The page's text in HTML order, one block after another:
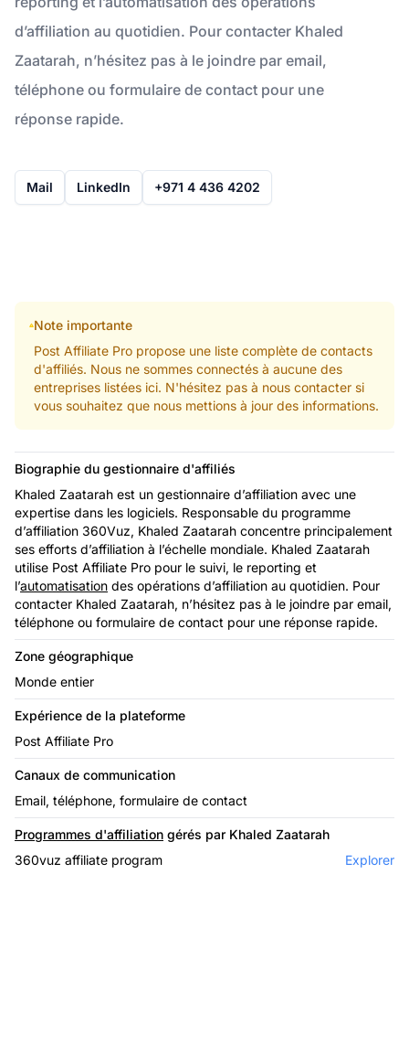
d’affiliation au quotidien. Pour contacter Khaled
Zaatarah, n’hésitez pas à le joindre par email,
téléphone ou formulaire de contact pour une
réponse rapide.
Mail LinkedIn +971 4 436 4202
Note importante
Post Affiliate Pro propose une liste complète de contacts
d'affiliés. Nous ne sommes connectés à aucune des
entreprises listées ici. N'hésitez pas à nous contacter si
vous souhaitez que nous mettions à jour des informations.
Biographie du gestionnaire d'affiliés
Khaled Zaatarah est un gestionnaire d’affiliation avec une
expertise dans les logiciels. Responsable du programme
d’affiliation 360Vuz, Khaled Zaatarah concentre principalement
ses efforts d’affiliation à l’échelle mondiale. Khaled Zaatarah
utilise Post Affiliate Pro pour le suivi, le reporting et
l’automatisation des opérations d’affiliation au quotidien. Pour
contacter Khaled Zaatarah, n’hésitez pas à le joindre par email,
téléphone ou formulaire de contact pour une réponse rapide.
Zone géographique
Monde entier
Expérience de la plateforme
Post Affiliate Pro
Canaux de communication
Email, téléphone, formulaire de contact
Programmes d'affiliation gérés par Khaled Zaatarah
360vuz affiliate program
Explorer